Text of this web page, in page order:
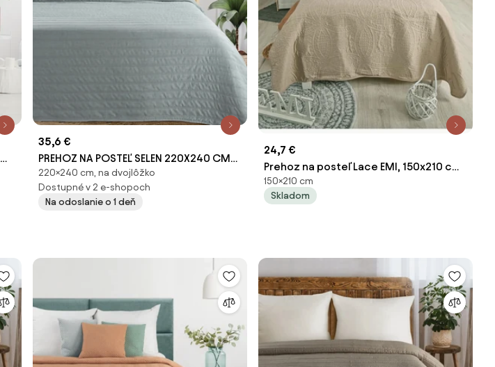
35,6 €
PREHOZ NA POSTEĽ SELEN 220X240 CM
TYRKYSOVÝ
220×240 cm, na dvojlôžko
Dostupné v 2 e-shopoch
Na odoslanie o 1 deň
24,7 €
Prehoz na posteľ Lace EMI, 150x210 cm
+ 1x obliečka 40x40 cm
150×210 cm
Skladom